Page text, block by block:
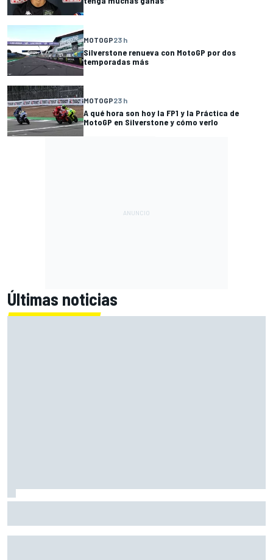
MOTOGP23 h
Silverstone renueva con MotoGP por dos
temporadas más
MOTOGP23 h
A qué hora son hoy la FP1 y la Práctica de
MotoGP en Silverstone y cómo verlo
Últimas noticias